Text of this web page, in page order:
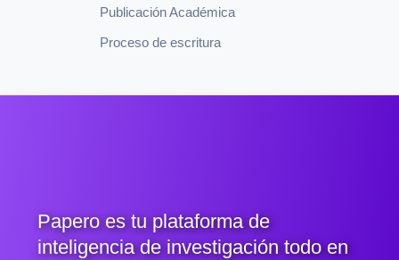
Publicación Académica
Proceso de escritura
Papero es tu plataforma de
inteligencia de investigación todo en